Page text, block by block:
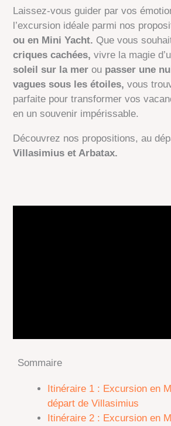
Laissez-vous guider par vos
l’excursion idéale parmi nos
ou en Mini Yacht. Que vous
criques cachées, vivre la magie
soleil sur la mer ou passer une
vagues sous les étoiles, vous
parfaite pour transformer vos
en un souvenir impérissable.
Découvrez nos propositions, au
Villasimius et Arbatax.
Sommaire
Itinéraire 1 : Excursion en
départ de Villasimius
Itinéraire 2 : Excursion en